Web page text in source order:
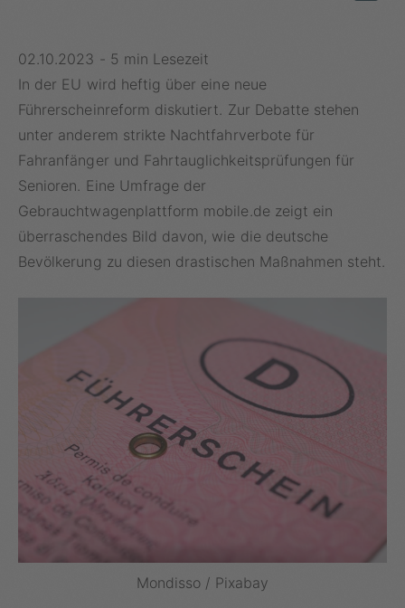
02.10.2023 - 5 min Lesezeit
In der EU wird heftig über eine neue
Führerscheinreform diskutiert. Zur Debatte stehen
unter anderem strikte Nachtfahrverbote für
Fahranfänger und Fahrtauglichkeitsprüfungen für
Senioren. Eine Umfrage der
Gebrauchtwagenplattform mobile.de zeigt ein
überraschendes Bild davon, wie die deutsche
Bevölkerung zu diesen drastischen Maßnahmen steht.
Mondisso / Pixabay